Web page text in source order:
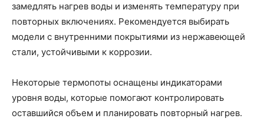
замедлять нагрев воды и изменять температуру при
повторных включениях. Рекомендуется выбирать
модели с внутренними покрытиями из нержавеющей
стали, устойчивыми к коррозии.
Некоторые термопоты оснащены индикаторами
уровня воды, которые помогают контролировать
оставшийся объем и планировать повторный нагрев.